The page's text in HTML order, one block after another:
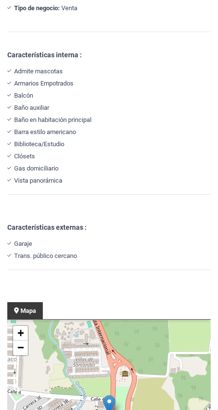
Tipo de negocio: Venta
Características interna :
Admite mascotas
Armarios Empotrados
Balcón
Baño auxiliar
Baño en habitación principal
Barra estilo americano
Biblioteca/Estudio
Clósets
Gas domiciliario
Vista panorámica
Características externas :
Garaje
Trans. público cercano
Mapa
+
−